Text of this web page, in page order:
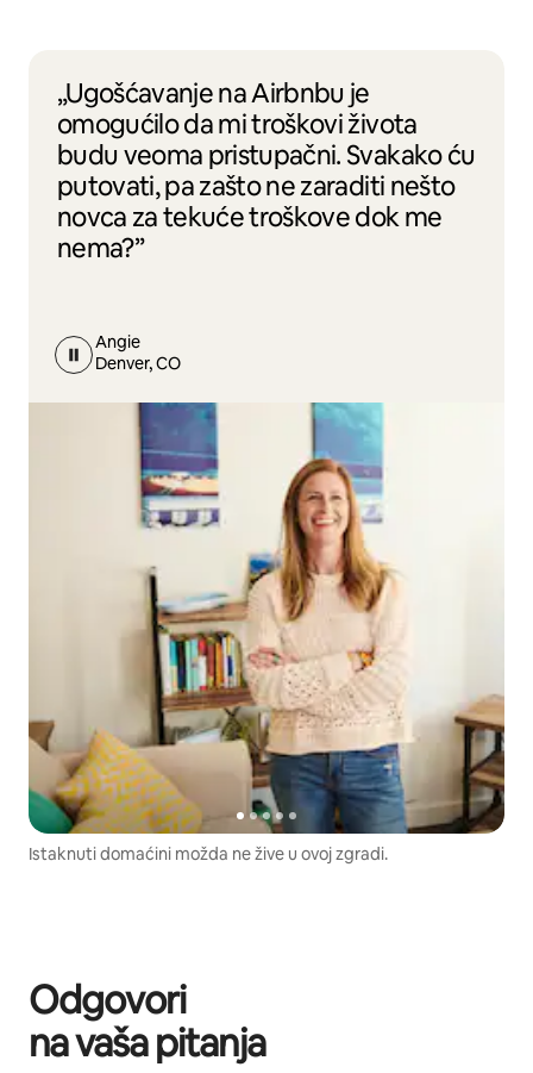
„Ugošćavanje na Airbnbu je
omogućilo da mi troškovi života
budu veoma pristupačni. Svakako ću
putovati, pa zašto ne zaraditi nešto
novca za tekuće troškove dok me
nema?”
Angie
Denver, CO
Istaknuti domaćini možda ne žive u ovoj zgradi.
Odgovori
na vaša pitanja